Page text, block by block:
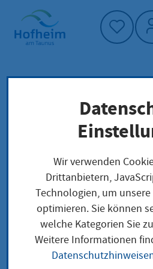
Startseite"
Dienstleistung-
Lokale Anliegen
Erlaubnis
Leistungsbeschreibung
Wir verwenden
Drittanbietern,
Technologien, um unsere
optimieren. Sie können
welche Kategorien Sie
Weitere Informationen